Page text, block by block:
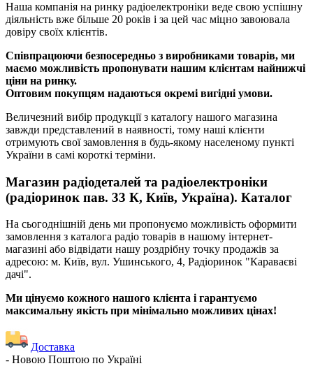
Наша компанія на ринку радіоелектроніки веде свою успішну
діяльність вже більше 20 років і за цей час міцно завоювала
довіру своїх клієнтів.
Співпрацюючи безпосередньо з виробниками товарів, ми
маємо можливість пропонувати нашим клієнтам найнижчі
ціни на ринку.
Оптовим покупцям надаються окремі вигідні умови.
Величезний вибір продукції з каталогу нашого магазина
завжди представлений в наявності, тому наші клієнти
отримують свої замовлення в будь-якому населеному пункті
України в самі короткі терміни.
Магазин радіодеталей та радіоелектроніки
(радіоринок пав. 33 К, Київ, Україна). Каталог
На сьогоднішній день ми пропонуємо можливість оформити
замовлення з каталога радіо товарів в нашому інтернет-
магазині або відвідати нашу роздрібну точку продажів за
адресою: м. Київ, вул. Ушинського, 4, Радіоринок "Караваєві
дачі".
Ми цінуємо кожного нашого клієнта і гарантуємо
максимальну якість при мінімально можливих цінах!
Доставка
- Новою Поштою по Україні